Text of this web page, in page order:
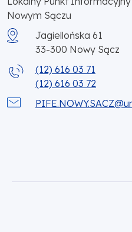
Nowym Sączu
Jagiellońska 61
33-300 Nowy Sącz
(12) 616 03 71
(12) 616 03 72